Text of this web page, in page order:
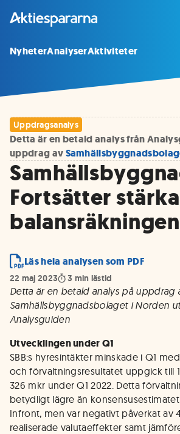
NyheterAnalyserAktiviteter
Uppdragsanalys
Detta är en betald analys från
uppdrag av
Fortsätter stärka
balansräkningen
Läs hela analysen som PDF
22 maj 2023 3 min lästid
Detta är en betald analys på uppdrag
Samhällsbyggnadsbolaget i Norden
Analysguiden
Utvecklingen under Q1
SBB:s hyresintäkter minskade i Q1
och förvaltningsresultatet uppgick till
326 mkr under Q1 2022. Detta
betydligt lägre än
Infront, men var negativt påverkat av
realiserade valutaeffekter samt